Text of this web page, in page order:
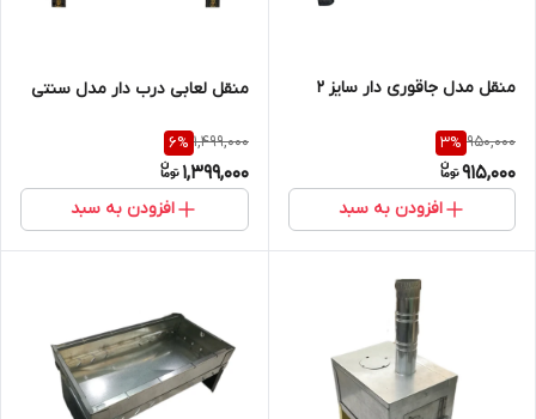
منقل مدل جاقوری دار سایز 2
950,000
3%
915,000
افزودن به سبد
منقل لعابی درب دار مدل سنتی
1,499,000
6%
1,399,000
افزودن به سبد